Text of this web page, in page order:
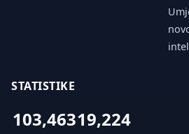
STATISTIKE
103,46319,224